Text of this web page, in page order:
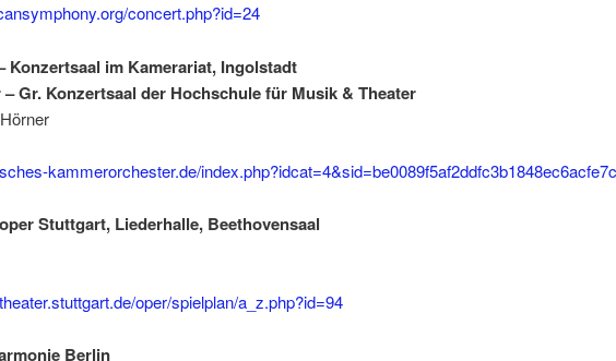
concert.php?id=24
Konzertsaal im Kamerariat, Ingolstadt
– Gr. Konzertsaal der Hochschule für Musik & Theater
kammerorchester.de/
Stuttgart, Liederhalle, Beethovensaal
oper/spielplan/a_z.php?id=94
Berlin